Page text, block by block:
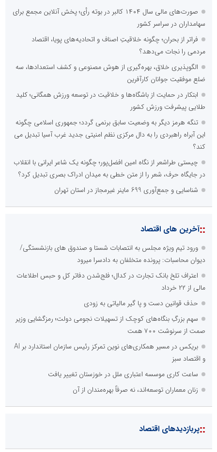
صورت‌های مالی سال ۱۴۰۴ کالبر در بوته رأی؛ پخش آنلاین مجمع برای
سهامداران در سراسر کشور
فراتر از بحران؛ چگونه خلاقیتِ اصناف و اتحادیه‌های پویا، اقتصاد
مردمی را نجات می‌دهد؟
الگوپذیری خلاق، بهره‌گیری از هوش مصنوعی و کشف استعدادها، سه
ضلع موفقیت جوانان کارآفرین
ابتکار در حمایت از باشگاه‌ها و خلاقیت در توسعه ورزش همگانی؛ کلید
طلایی پیشرفت ورزش کشور
تنگه هرمز دیگر به وضعیت سابق برنمی گردد؛ جمهوری اسلامی چگونه
این آبراه راهبردی را به دال مرکزی نظم امنیتی جدید غرب آسیا تبدیل می
کند؟
چیستی طراشعر از نگاه امین افضل‌پور؛ چگونه یک شاعر ایرانی با انقلاب
در جایگاه حرف، شعر را از متن خطی به میدان ادراک بصری تبدیل کرد؟
شناسایی و جمع‌آوری 699 ماینر غیرمجاز در استان تهران
::آخرین های اقتصاد
ورود تیم ویژه مجلس به انتصابات شستا و صندوق های بازنشستگی/
دیوان محاسبات: پرونده متخلفان به دادسرا میرود
اعتراف تلخ بانک تجارت در کدال؛ فلج‌شدن دفاتر کل و حبس اطلاعات
مالی از ۲۲ خرداد
حذف قوانین دست و پا گیر مالیاتی به زودی
سهم بزرگِ بنگاه‌های کوچک از تسهیلات نجومی دولت؛ رمزگشایی وزیر
صمت از سرنوشت ۷۰۰ همت
بریکس در مسیر همکاری‌های نوین تمرکز رئیس سازمان استاندارد بر AI
و اقتصاد سبز
ساعت کاری موسسه اعتباری ملل در خوزستان تغییر یافت
زنان معماران توسعه‌اند، نه صرفاً بهره‌مندان از آن
::پربازدیدهای اقتصاد